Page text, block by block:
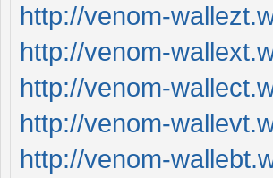
http://venom-
http://venom-
http://venom-
http://venom-
http://venom-